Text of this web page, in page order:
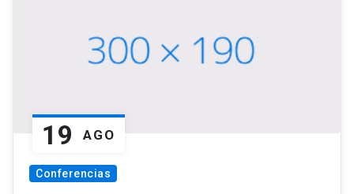
19 AGO
Conferencias